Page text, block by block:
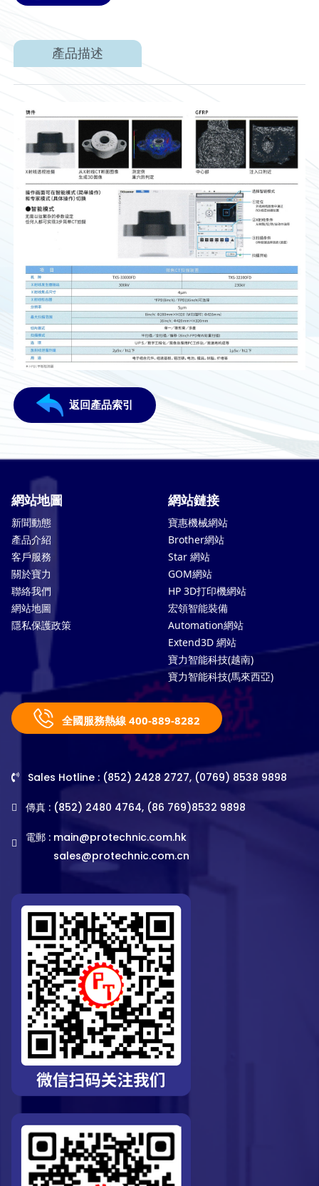
產品描述
返回產品索引
網站地圖
新聞動態
產品介紹
客戶服務
關於寶力
聯絡我們
網站地圖
隱私保護政策
網站鏈接
寶惠機械網站
Brother網站
Star 網站
GOM網站
HP 3D打印機網站
宏領智能裝備
Automation網站
Extend3D 網站
寶力智能科技(越南)
寶力智能科技(馬來西亞)
全國服務熱線 400-889-8282
Sales Hotline : (852) 2428 2727, (0769) 8538 9898
傳真 : (852) 2480 4764, (86 769)8532 9898
電郵 : main@protechnic.com.hk
sales@protechnic.com.cn